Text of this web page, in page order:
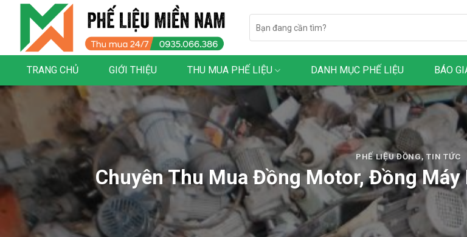
content
for:
TRANG CHỦ GIỚI THIỆU THU MUA PHẾ LIỆU DANH MỤC PHẾ LIỆU BÁO
PHẾ LIỆU ĐỒNG,TIN TỨC
Chuyên Thu Mua Đồng Motor, Đồng Máy